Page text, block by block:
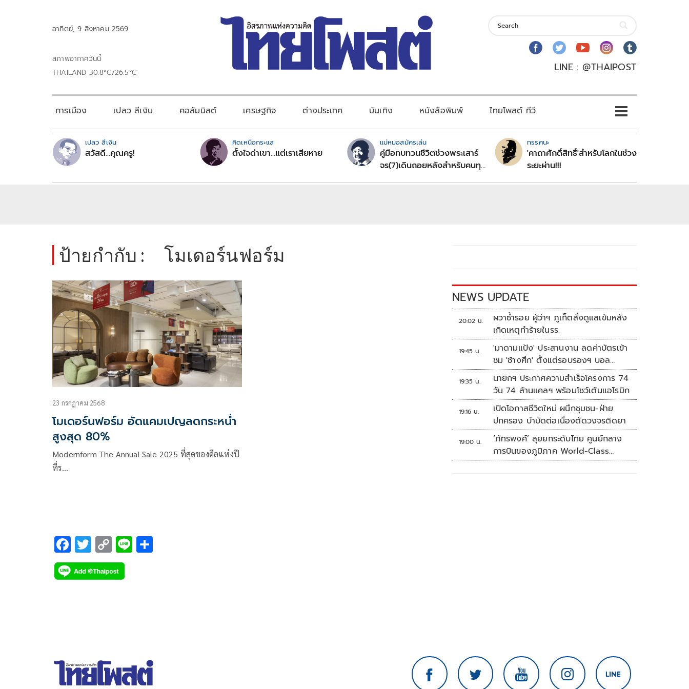
อาทิตย์, 9 สิงหาคม 2569
สภาพอากาศวันนี้
THAILAND 30.8°C/26.5°C
LINE : @THAIPOST
การเมือง เปลว สีเงิน คอลัมนิสต์ เศรษฐกิจ ต่างประเทศ บันเทิง หนังสือพิมพ์ ไทยโพสต์ ทีวี
เปลว สีเงิน
สวัสดี...คุณครู!
คิดเหนือกระแส
ตั้งใจด่าเขา...แต่เราเสียหาย
แม่หมอสมัครเล่น
คู่มือทบทวนชีวิตช่วงพระเสาร์
จร(7)เดินถอยหลังสำหรับคนทุก
ทรรศนะ
'คาถาศักดิ์สิทธิ์'สำหรับโลกในช่วง
ระยะผ่าน!!!
ป้ายกำกับ : โมเดอร์นฟอร์ม
23 กรกฎาคม 2568
โมเดอร์นฟอร์ม อัดแคมเปญลดกระหน่ำ
สูงสุด 80%
Modernform The Annual Sale 2025 ที่สุดของดีลแห่งปี
ที่ร…
F
ac
e
T
wi
tt
C
o
p
Li
NEWS UPDATE
20:02 น.
ผวาซ้ำรอย ผู้ว่าฯ ภูเก็ตสั่งดูแลเข้มหลัง
เกิดเหตุทำร้ายในรร.
19:45 น.
'มาดามแป้ง' ประสานงาน ลดค่าบัตรเข้า
ชม 'ช้างศึก' ตั้งแต่รอบรองฯ บอล
อาเซียน
19:35 น.
นายกฯ ประกาศความสำเร็จโครงการ 74
วัน 74 ล้านแคลฯ พร้อมโชว์เต้นแอโรบิก
19:16 น.
เปิดโอกาสชีวิตใหม่ ผนึกชุมชน-ฝ่าย
ปกครอง บำบัดต่อเนื่องตัดวงจรติดยา
19:00 น.
‘ภัทรพงศ์’ ลุยยกระดับไทย ศูนย์กลาง
การบินของภูมิภาค World-Class
Aviation Hub | ห้องข่าวไทยโพสต์สุด